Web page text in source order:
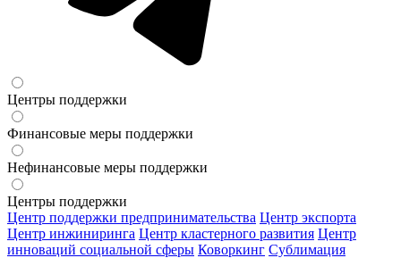
Центры поддержки
Финансовые меры поддержки
Нефинансовые меры поддержки
Центры поддержки
Центр поддержки предпринимательства Центр экспорта
Центр инжиниринга Центр кластерного развития Центр
инноваций социальной сферы Коворкинг Сублимация